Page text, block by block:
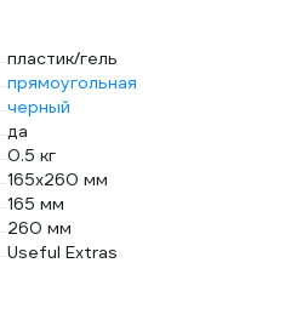
пластик/гель
прямоугольная
черный
да
0.5 кг
165х260 мм
165 мм
260 мм
Useful Extras